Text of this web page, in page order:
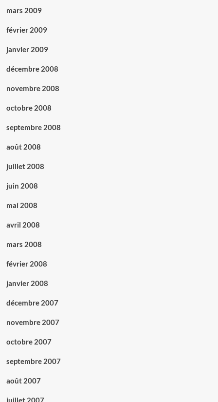
mars 2009
février 2009
janvier 2009
décembre 2008
novembre 2008
octobre 2008
septembre 2008
août 2008
juillet 2008
juin 2008
mai 2008
avril 2008
mars 2008
février 2008
janvier 2008
décembre 2007
novembre 2007
octobre 2007
septembre 2007
août 2007